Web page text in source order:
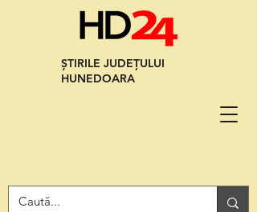
ȘTIRILE JUDEȚULUI
HUNEDOARA